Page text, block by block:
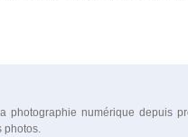
photographie numérique depuis
photos.